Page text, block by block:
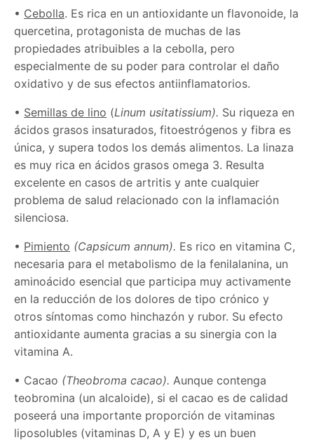
• Cebolla. Es rica en un antioxidante un flavonoide, la
quercetina, protagonista de muchas de las
propiedades atribuibles a la cebolla, pero
especialmente de su poder para controlar el daño
oxidativo y de sus efectos antiinflamatorios.
• Semillas de lino (Linum usitatissium). Su riqueza en
ácidos grasos insaturados, fitoestrógenos y fibra es
única, y supera todos los demás alimentos. La linaza
es muy rica en ácidos grasos omega 3. Resulta
excelente en casos de artritis y ante cualquier
problema de salud relacionado con la inflamación
silenciosa.
• Pimiento (Capsicum annum). Es rico en vitamina C,
necesaria para el metabolismo de la fenilalanina, un
aminoácido esencial que participa muy activamente
en la reducción de los dolores de tipo crónico y
otros síntomas como hinchazón y rubor. Su efecto
antioxidante aumenta gracias a su sinergia con la
vitamina A.
• Cacao (Theobroma cacao). Aunque contenga
teobromina (un alcaloide), si el cacao es de calidad
poseerá una importante proporción de vitaminas
liposolubles (vitaminas D, A y E) y es un buen